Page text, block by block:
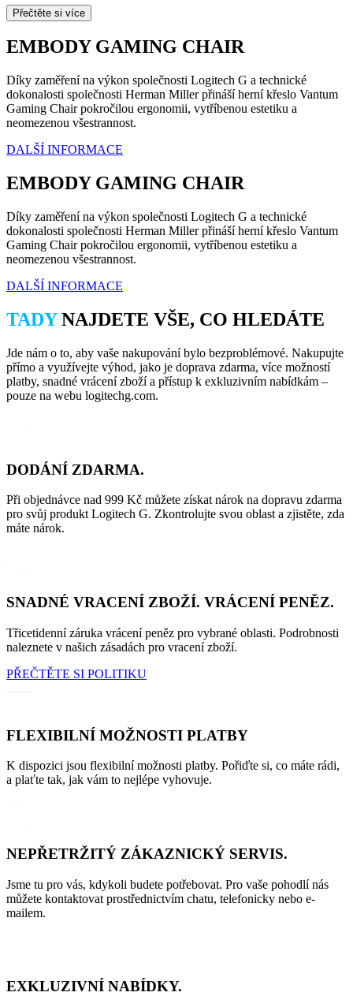
Přečtěte si více
EMBODY GAMING CHAIR
Díky zaměření na výkon společnosti Logitech G a technické
dokonalosti společnosti Herman Miller přináší herní křeslo Vantum
Gaming Chair pokročilou ergonomii, vytříbenou estetiku a
neomezenou všestrannost.
DALŠÍ INFORMACE
EMBODY GAMING CHAIR
Díky zaměření na výkon společnosti Logitech G a technické
dokonalosti společnosti Herman Miller přináší herní křeslo Vantum
Gaming Chair pokročilou ergonomii, vytříbenou estetiku a
neomezenou všestrannost.
DALŠÍ INFORMACE
TADYNAJDETE VŠE, CO HLEDÁTE
Jde nám o to, aby vaše nakupování bylo bezproblémové. Nakupujte
přímo a využívejte výhod, jako je doprava zdarma, více možností
platby, snadné vrácení zboží a přístup k exkluzivním nabídkám –
pouze na webu logitechg.com.
DODÁNÍ ZDARMA.
Při objednávce nad 999 Kč můžete získat nárok na dopravu zdarma
pro svůj produkt Logitech G. Zkontrolujte svou oblast a zjistěte, zda
máte nárok.
SNADNÉ VRACENÍ ZBOŽÍ. VRÁCENÍ PENĚZ.
Třicetidenní záruka vrácení peněz pro vybrané oblasti. Podrobnosti
naleznete v našich zásadách pro vracení zboží.
PŘEČTĚTE SI POLITIKU
FLEXIBILNÍ MOŽNOSTI PLATBY
K dispozici jsou flexibilní možnosti platby. Pořiďte si, co máte rádi,
a plaťte tak, jak vám to nejlépe vyhovuje.
NEPŘETRŽITÝ ZÁKAZNICKÝ SERVIS.
Jsme tu pro vás, kdykoli budete potřebovat. Pro vaše pohodlí nás
můžete kontaktovat prostřednictvím chatu, telefonicky nebo e-
mailem.
EXKLUZIVNÍ NABÍDKY.